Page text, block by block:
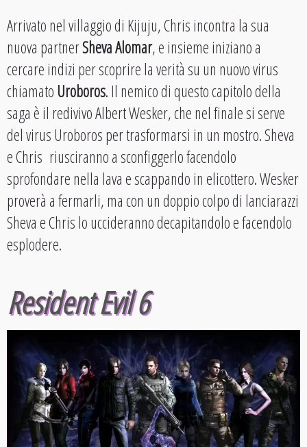
Arrivato nel villaggio di Kijuju, Chris incontra la sua
nuova partnerSheva Alomar, e insieme iniziano a
cercare indizi per scoprire la verità su un nuovo virus
chiamatoUroboros. Il nemico di questo capitolo della
saga è il redivivo Albert Wesker, che nel finale si serve
del virus Uroboros per trasformarsi in un mostro. Sheva
e Chris riusciranno a sconfiggerlo facendolo
sprofondare nella lava e scappando in elicottero. Wesker
proverà a fermarli, ma con un doppio colpo di lanciarazzi
Sheva e Chris lo uccideranno decapitandolo e facendolo
esplodere.
Resident Evil 6